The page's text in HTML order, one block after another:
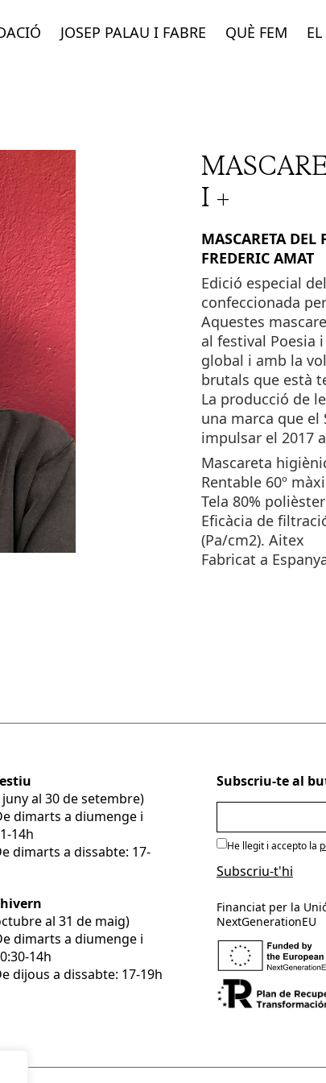
JOSEP PALAU I FABRE QUÈ FEM
I +
MASCARETA DEL
FREDERIC AMAT
Edició especial
confeccionada
Aquestes
al festival Poesia
global i amb la
brutals que està
La producció de
una marca que el
impulsar el 2017
Mascareta
Rentable 60º
Tela 80%
Eficàcia de
(Pa/cm2). Aitex
Fabricat a
juny al 30 de setembre)
dimarts a diumenge i
14h
dimarts a dissabte: 17-
al 31 de maig)
dimarts a diumenge i
14h
dijous a dissabte: 17-19h
Subscriu-te al
He llegit i accepto la
Financiat per la
NextGenerationEU